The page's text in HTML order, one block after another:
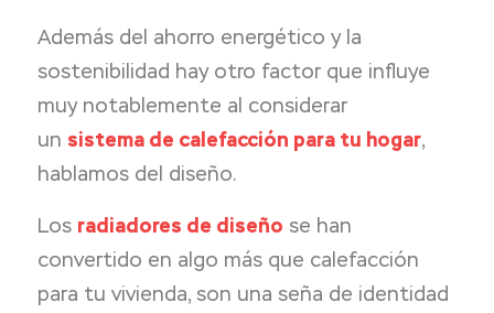
Además del ahorro energético y la
sostenibilidad hay otro factor que influye
muy notablemente al considerar
un sistema de calefacción para tu hogar,
hablamos del diseño.
Los radiadores de diseño se han
convertido en algo más que calefacción
para tu vivienda, son una seña de identidad